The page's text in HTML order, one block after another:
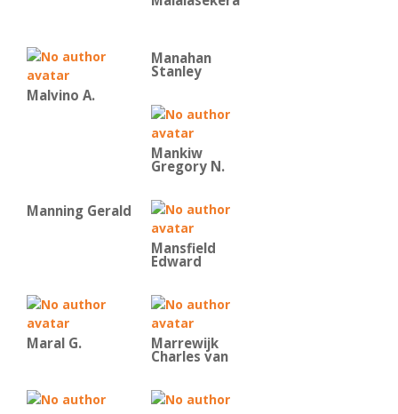
Malvino Α.
Manahan
Stanley
Mankiw
Gregory N.
Manning Gerald
Mansfield
Edward
Maral G. Marrewijk
Charles van